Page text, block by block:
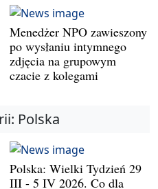
Menedżer NPO zawieszony
po wysłaniu intymnego
zdjęcia na grupowym
czacie z kolegami
Polska
Polska: Wielki Tydzień 29
III - 5 IV 2026. Co dla